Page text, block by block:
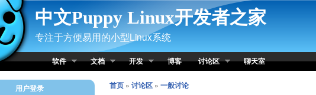
中文Puppy Linux开发者之家
专注于方便易用的小型Linux系统
软件 文档 开发 博客 讨论区 聊天室
首页» 讨论区» 一般讨论
用户登录